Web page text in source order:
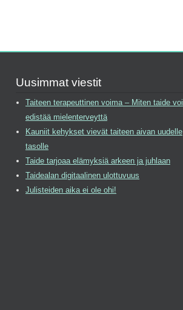
Uusimmat viestit
Taiteen terapeuttinen voima – Miten taide voi
edistää mielenterveyttä
Kauniit kehykset vievät taiteen aivan uudelle
tasolle
Taide tarjoaa elämyksiä arkeen ja juhlaan
Taidealan digitaalinen ulottuvuus
Julisteiden aika ei ole ohi!